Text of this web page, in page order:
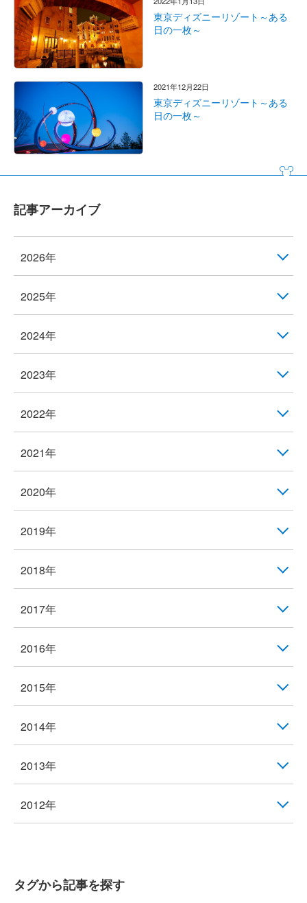
東京ディズニーリゾート～ある
日の一枚～
2021年12月22日
東京ディズニーリゾート～ある
日の一枚～
記事アーカイブ
2026年
2025年
2024年
2023年
2022年
2021年
2020年
2019年
2018年
2017年
2016年
2015年
2014年
2013年
2012年
タグから記事を探す